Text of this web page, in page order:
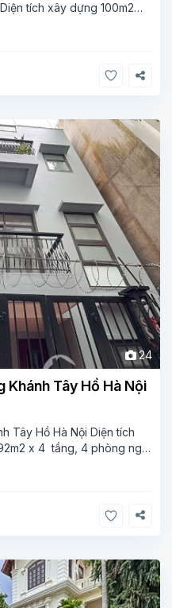
tích xây dựng 100m2
tắm Tầng 1, , phòng
phòng
24
Khánh Tây Hồ Hà Nội
Tây Hồ Hà Nội Diện tích
x 4 tầng, 4 phòng ngủ
1wc Tầng 2– phòng khách
2